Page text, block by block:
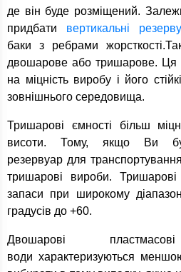
де він буде розміщений.
придбати вертикальні
баки з ребрами
двошарове або тришарове. Ця
на міцність виробу і його
зовнішнього середовища.
Тришарові ємності більш
висоти. Тому, якщо Ви
резервуар для
тришарові вироби. Тришарові
запаси при широкому
градусів до +60.
Двошарові
води характеризуються